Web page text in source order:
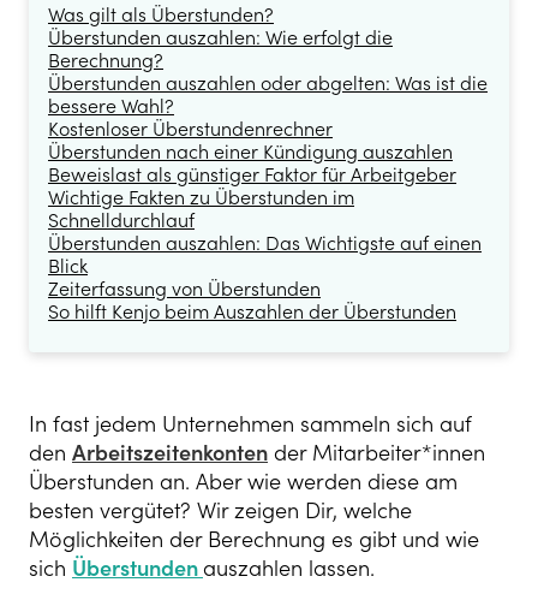
Was gilt als Überstunden?
Überstunden auszahlen: Wie erfolgt die
Berechnung?
Überstunden auszahlen oder abgelten: Was ist die
bessere Wahl?
Kostenloser Überstundenrechner
Überstunden nach einer Kündigung auszahlen
Beweislast als günstiger Faktor für Arbeitgeber
Wichtige Fakten zu Überstunden im
Schnelldurchlauf
Überstunden auszahlen: Das Wichtigste auf einen
Blick
Zeiterfassung von Überstunden
So hilft Kenjo beim Auszahlen der Überstunden
In fast jedem Unternehmen sammeln sich auf
den Arbeitszeitenkonten der Mitarbeiter*innen
Überstunden an. Aber wie werden diese am
besten vergütet? Wir zeigen Dir, welche
Möglichkeiten der Berechnung es gibt und wie
sich Überstundenauszahlen lassen.